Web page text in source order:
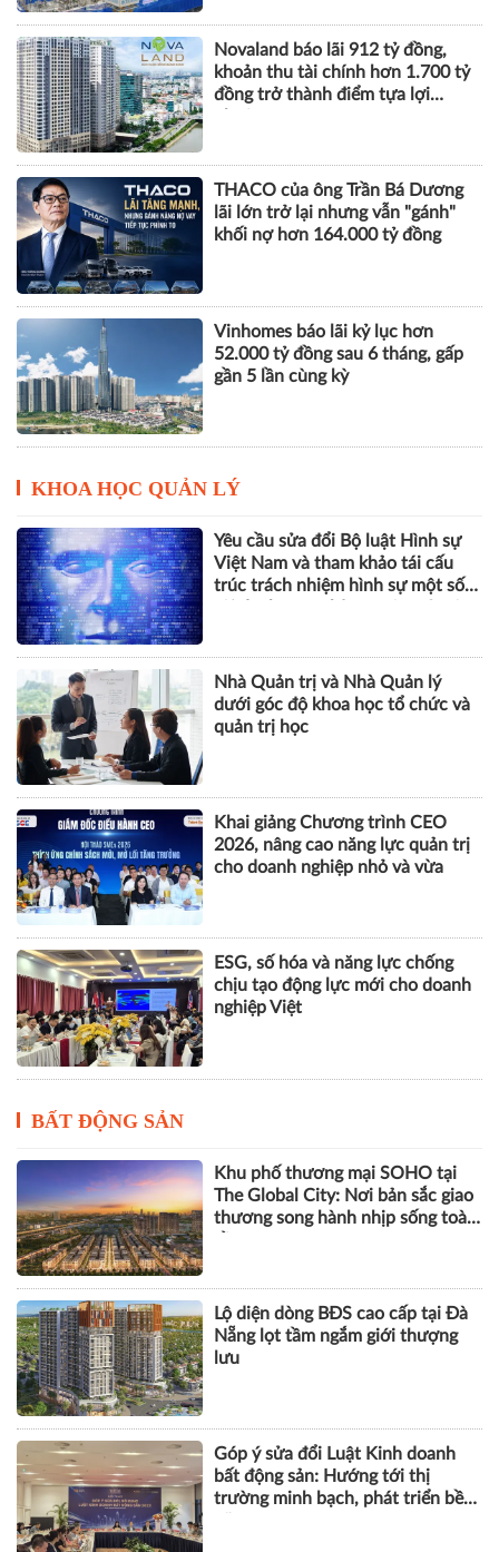
TÀI CHÍNH
Xây dựng Hòa Bình phát hành
hơn 51 triệu cổ phiếu để hoán đổi
hơn 514 tỷ đồng nợ
Novaland báo lãi 912 tỷ đồng,
khoản thu tài chính hơn 1.700 tỷ
đồng trở thành điểm tựa lợi
THACO của ông Trần Bá Dương
lãi lớn trở lại nhưng vẫn "gánh"
khối nợ hơn 164.000 tỷ đồng
Vinhomes báo lãi kỷ lục hơn
gần 5 lần cùng kỳ
KHOA HỌC QUẢN LÝ
Yêu cầu sửa đổi Bộ luật Hình sự
Việt Nam và tham khảo tái cấu
trúc trách nhiệm hình sự một số
Nhà Quản trị và Nhà Quản lý
dưới góc độ khoa học tổ chức và
quản trị học
Khai giảng Chương trình CEO
2026, nâng cao năng lực quản trị
cho doanh nghiệp nhỏ và vừa
BẤT ĐỘNG SẢN
Khu phố thương mại SOHO tại
The Global City: Nơi bản sắc giao
thương song hành nhịp sống toàn
Lộ diện dòng BĐS cao cấp tại Đà
Nẵng lọt tầm ngắm giới thượng
lưu